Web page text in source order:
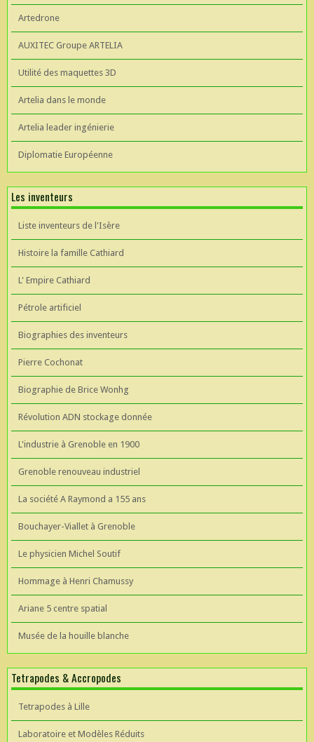
Artedrone
AUXITEC Groupe ARTELIA
Utilité des maquettes 3D
Artelia dans le monde
Artelia leader ingénierie
Diplomatie Européenne
Les inventeurs
Liste inventeurs de l'Isère
Histoire la famille Cathiard
L' Empire Cathiard
Pétrole artificiel
Biographies des inventeurs
Pierre Cochonat
Biographie de Brice Wonhg
Révolution ADN stockage donnée
L'industrie à Grenoble en 1900
Grenoble renouveau industriel
La société A Raymond a 155 ans
Bouchayer-Viallet à Grenoble
Le physicien Michel Soutif
Hommage à Henri Chamussy
Ariane 5 centre spatial
Musée de la houille blanche
Tetrapodes & Accropodes
Tetrapodes à Lille
Laboratoire et Modèles Réduits